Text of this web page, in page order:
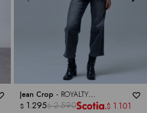
Jean Crop - ROYALTY
COLLECTION
$ 1.295$ 2.590 $ 1.101